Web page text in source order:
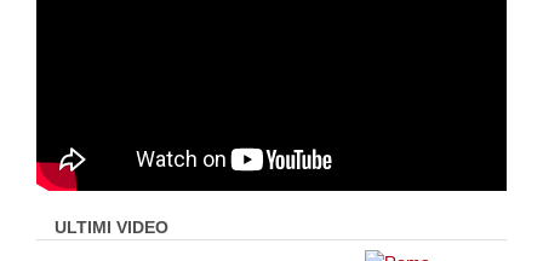
ULTIMI VIDEO